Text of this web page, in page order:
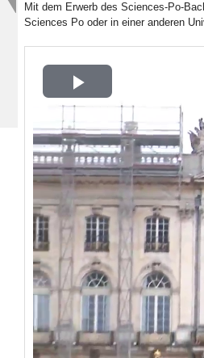
Mit dem Erwerb des Sciences-Po-
Sciences Po oder in einer anderen
Play
Video